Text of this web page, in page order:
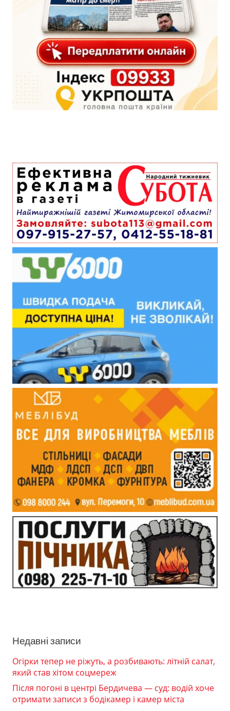
Недавні записи
Огірки тепер не ріжуть, а розбивають: літній салат,
який став хітом соцмереж
Після погоні в центрі Бердичева — суд: водій хоче
отримати записи з бодікамер і камер міста